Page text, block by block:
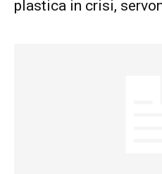
plastica in crisi,